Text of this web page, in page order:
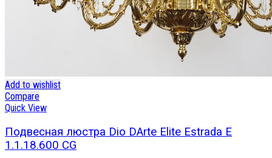
Add to wishlist
Compare
Quick View
Подвесная люстра Dio DArte Elite Estrada E
1.1.18.600 CG